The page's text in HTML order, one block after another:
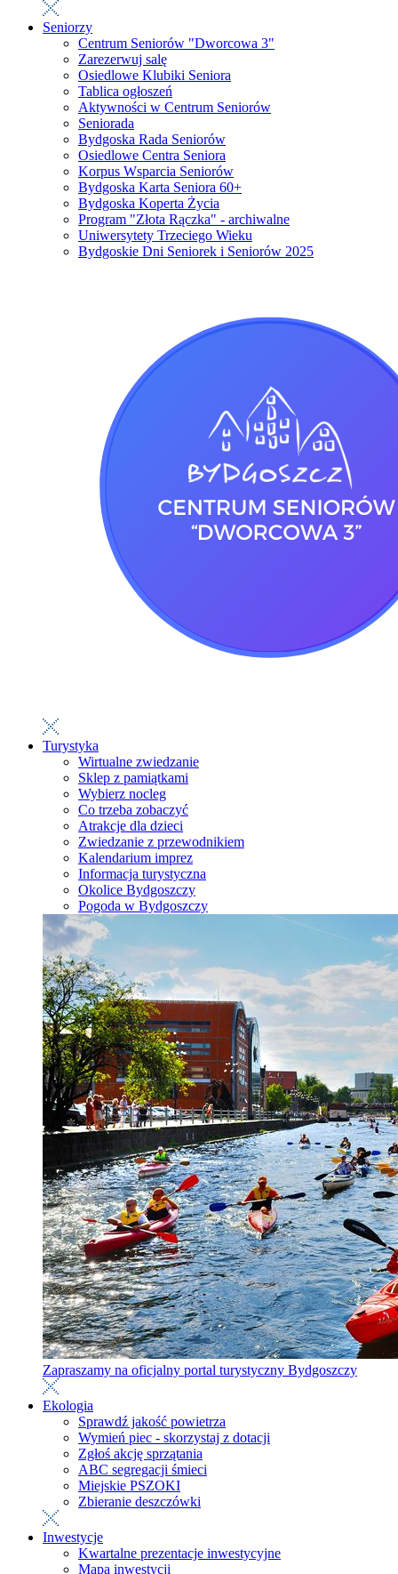
Seniorzy
Centrum Seniorów "Dworcowa 3"
Zarezerwuj salę
Osiedlowe Klubiki Seniora
Tablica ogłoszeń
Aktywności w Centrum Seniorów
Seniorada
Bydgoska Rada Seniorów
Osiedlowe Centra Seniora
Korpus Wsparcia Seniorów
Bydgoska Karta Seniora 60+
Bydgoska Koperta Życia
Program "Złota Rączka" - archiwalne
Uniwersytety Trzeciego Wieku
Bydgoskie Dni Seniorek i Seniorów 2025
Turystyka
Wirtualne zwiedzanie
Sklep z pamiątkami
Wybierz nocleg
Co trzeba zobaczyć
Atrakcje dla dzieci
Zwiedzanie z przewodnikiem
Kalendarium imprez
Informacja turystyczna
Okolice Bydgoszczy
Pogoda w Bydgoszczy
Zapraszamy na oficjalny portal turystyczny Bydgoszczy
Ekologia
Sprawdź jakość powietrza
Wymień piec - skorzystaj z dotacji
Zgłoś akcję sprzątania
ABC segregacji śmieci
Miejskie PSZOKI
Zbieranie deszczówki
Inwestycje
Kwartalne prezentacje inwestycyjne
Mapa inwestycji